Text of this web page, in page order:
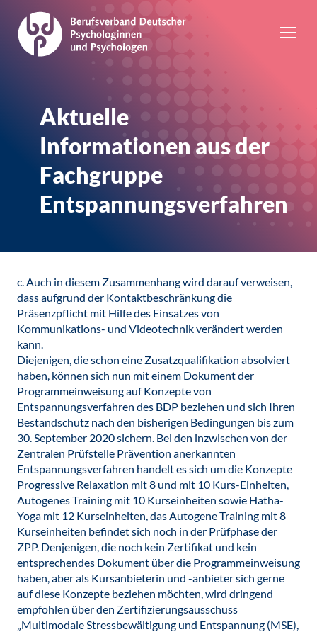
Aktuelle
Informationen aus der
Fachgruppe
Entspannungsverfahren
c. Auch in diesem Zusammenhang wird darauf verweisen,
dass aufgrund der Kontaktbeschränkung die
Präsenzpflicht mit Hilfe des Einsatzes von
Kommunikations- und Videotechnik verändert werden
kann.
Diejenigen, die schon eine Zusatzqualifikation absolviert
haben, können sich nun mit einem Dokument der
Programmeinweisung auf Konzepte von
Entspannungsverfahren des BDP beziehen und sich Ihren
Bestandschutz nach den bisherigen Bedingungen bis zum
30. September 2020 sichern. Bei den inzwischen von der
Zentralen Prüfstelle Prävention anerkannten
Entspannungsverfahren handelt es sich um die Konzepte
Progressive Relaxation mit 8 und mit 10 Kurs-Einheiten,
Autogenes Training mit 10 Kurseinheiten sowie Hatha-
Yoga mit 12 Kurseinheiten, das Autogene Training mit 8
Kurseinheiten befindet sich noch in der Prüfphase der
ZPP. Denjenigen, die noch kein Zertifikat und kein
entsprechendes Dokument über die Programmeinweisung
haben, aber als Kursanbieterin und -anbieter sich gerne
auf diese Konzepte beziehen möchten, wird dringend
empfohlen über den Zertifizierungsausschuss
„Multimodale Stressbewältigung und Entspannung (MSE),